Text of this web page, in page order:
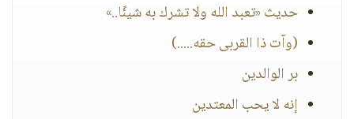
حديث «تعبد الله ولا تشرك به شيئًا..»
(وآت ذا القربى حقه.....)
بر الوالدين
إنه لا يحب المعتدين